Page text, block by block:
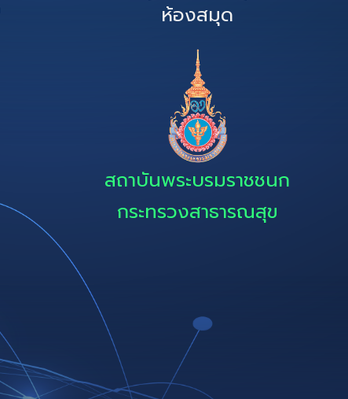
ห้องสมุด
สถาบันพระบรมราชชนก
กระทรวงสาธารณสุข